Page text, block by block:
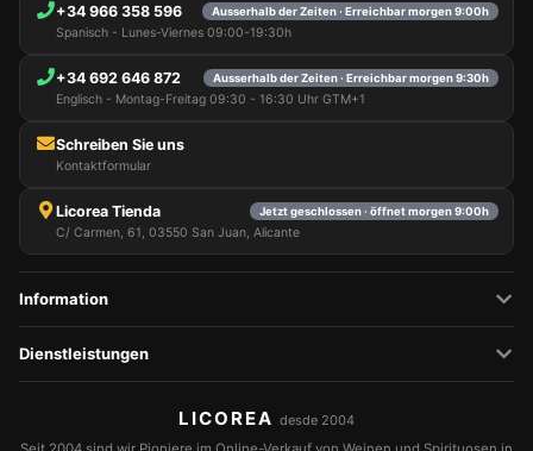
+34 966 358 596 Ausserhalb der Zeiten · Erreichbar morgen 9:00h
Spanisch - Lunes-Viernes 09:00-19:30h
+34 692 646 872 Ausserhalb der Zeiten · Erreichbar morgen 9:30h
Englisch - Montag-Freitag 09:30 - 16:30 Uhr GTM+1
Schreiben Sie uns
Kontaktformular
Licorea Tienda Jetzt geschlossen · öffnet morgen 9:00h
C/ Carmen, 61, 03550 San Juan, Alicante
Information
Dienstleistungen
LICOREA desde 2004